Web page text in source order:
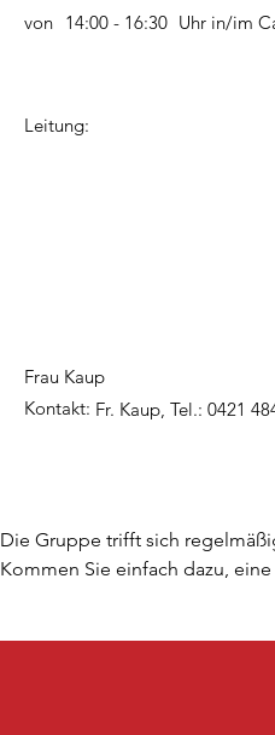
von 14:00 - 16:30 Uhr in/im
Leitung:
Frau Kaup
Kontakt: Fr. Kaup, Tel.: 0421
Die Gruppe trifft sich
Kommen Sie einfach dazu,